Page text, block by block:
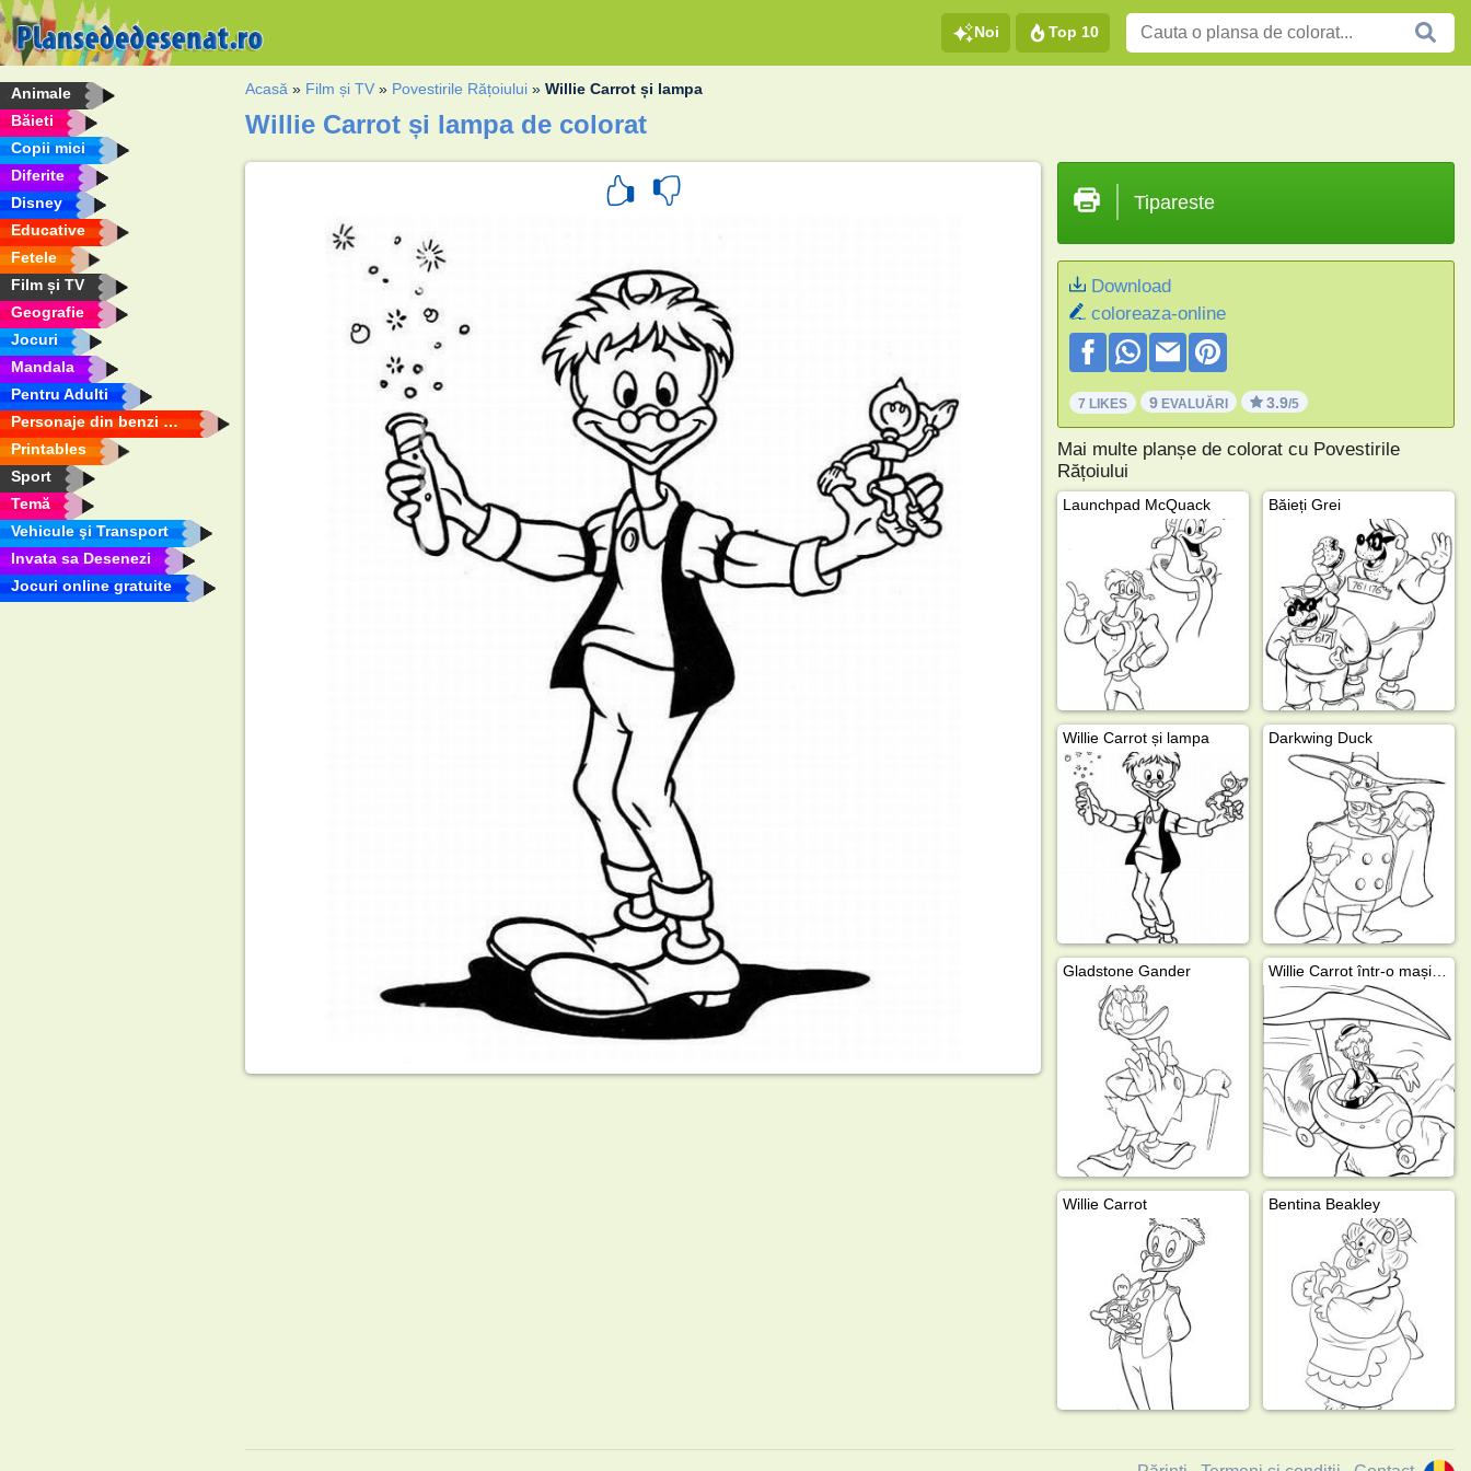
Noi Top 10
Animale
Băieti
Copii mici
Diferite
Disney
Educative
Fetele
Film și TV
Geografie
Jocuri
Mandala
Pentru Adulti
Personaje din benzi desenate
Printables
Sport
Temă
Vehicule şi Transport
Invata sa Desenezi
Jocuri online gratuite
Acasă » Film și TV » Povestirile Rățoiului »Willie Carrot și lampa
Willie Carrot și lampa de colorat
Tipareste
Download
coloreaza-online
7 LIKES 9EVALUĂRI 3.9/5
Mai multe planșe de colorat cu Povestirile
Rățoiului
Launchpad McQuack Băieți Grei
Willie Carrot și lampa Darkwing Duck
Gladstone Gander Willie Carrot într-o mașină zburătoare
Willie Carrot Bentina Beakley